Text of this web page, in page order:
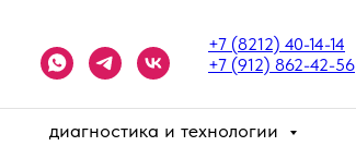
+7 (8212) 40-14-14
+7 (912) 862-42-56
диагностика и технологии